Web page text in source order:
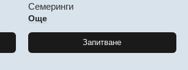
Семеринги
Още
Запитване